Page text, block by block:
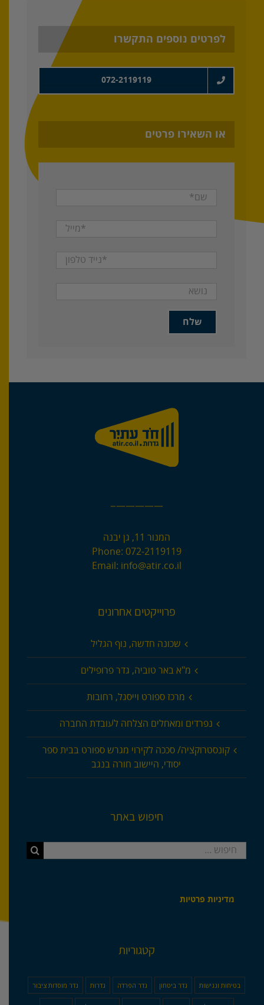
לפרטים נוספים התקשרו
072-2119119
או השאירו פרטים
—————–
המנור 11, גן יבנה
Phone: 072-2119119
Email: info@atir.co.il
פרוייקטים אחרונים
שכונה חדשה, נוף הגליל
מ"א באר טוביה, גדר פרופילים
מרכז ספורט וייסגל, רחובות
נפרדים ומאחלים הצלחה לעובדת החברה
קונסטרוקציה/ סככה לקירוי מגרש ספורט בבית ספר
יסודי, היישוב חורה בנגב
חיפוש באתר
חיפוש...
מדיניות פרטיות
קטגוריות
בטיחות ונגישות גדר ביטחון גדר הפרדה גדרות גדר מוסדות ציבור